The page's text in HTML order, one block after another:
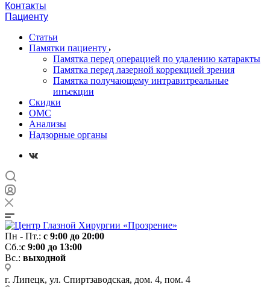
Контакты
Пациенту
Статьи
Памятки пациенту
Памятка перед операцией по удалению катаракты
Памятка перед лазерной коррекцией зрения
Памятка получающему интравитреальные
инъекции
Скидки
ОМС
Анализы
Надзорные органы
Пн - Пт.: с 9:00 до 20:00
Сб.:с 9:00 до 13:00
Вс.: выходной
г. Липецк, ул. Спиртзаводская, дом. 4, пом. 4